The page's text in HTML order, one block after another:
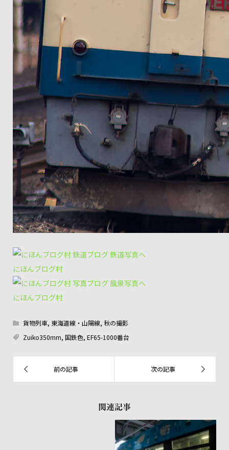
にほんブログ村
にほんブログ村
貨物列車, 東海道線・山陽線, 秋の撮影
Zuiko350mm, 国鉄色, EF65-1000番台
関連記事